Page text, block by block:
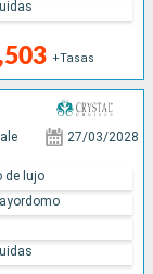
+Tasas
27/03/2028
de lujo